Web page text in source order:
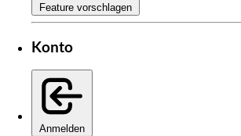
Feature vorschlagen
Konto
Anmelden